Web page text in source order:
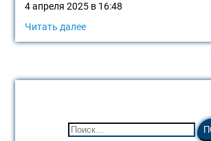
4 апреля 2025 в 16:48
Читать далее